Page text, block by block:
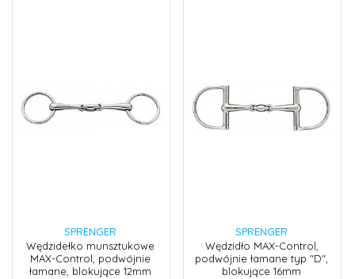
SPRENGER
Wędzidełko munsztukowe
MAX-Control, podwójnie
łamane, blokujące 12mm
SPRENGER
Wędzidło MAX-Control,
podwójnie łamane typ "D",
blokujące 16mm